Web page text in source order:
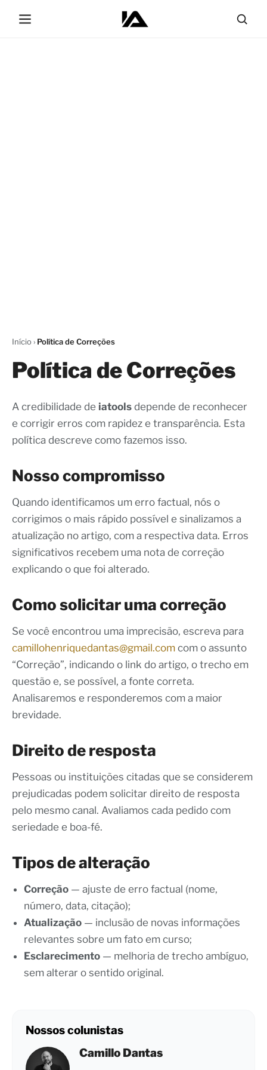
Início› Política de Correções
Política de Correções
A credibilidade de iatools depende de reconhecer
e corrigir erros com rapidez e transparência. Esta
política descreve como fazemos isso.
Nosso compromisso
Quando identificamos um erro factual, nós o
corrigimos o mais rápido possível e sinalizamos a
atualização no artigo, com a respectiva data. Erros
significativos recebem uma nota de correção
explicando o que foi alterado.
Como solicitar uma correção
Se você encontrou uma imprecisão, escreva para
camillohenriquedantas@gmail.com com o assunto
“Correção”, indicando o link do artigo, o trecho em
questão e, se possível, a fonte correta.
Analisaremos e responderemos com a maior
brevidade.
Direito de resposta
Pessoas ou instituições citadas que se considerem
prejudicadas podem solicitar direito de resposta
pelo mesmo canal. Avaliamos cada pedido com
seriedade e boa-fé.
Tipos de alteração
Correção — ajuste de erro factual (nome,
número, data, citação);
Atualização — inclusão de novas informações
relevantes sobre um fato em curso;
Esclarecimento — melhoria de trecho ambíguo,
sem alterar o sentido original.
Nossos colunistas
Camillo Dantas